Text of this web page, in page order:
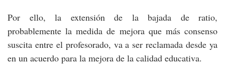
Por ello, la extensión de la bajada de ratio,
probablemente la medida de mejora que más consenso
suscita entre el profesorado, va a ser reclamada desde ya
en un acuerdo para la mejora de la calidad educativa.